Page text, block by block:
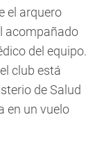
el arquero
acompañado
del equipo.
club está
de Salud
en un vuelo